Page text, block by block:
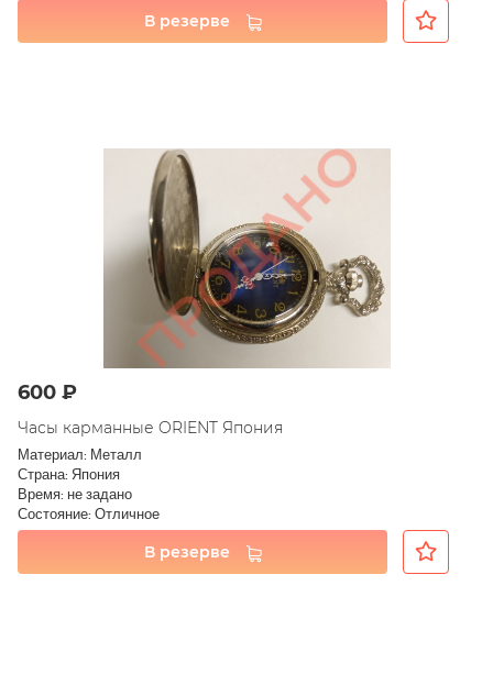
В резерве
600 ₽
Часы карманные ORIENT Япония
Материал: Металл
Страна: Япония
Время: не задано
Состояние: Отличное
В резерве